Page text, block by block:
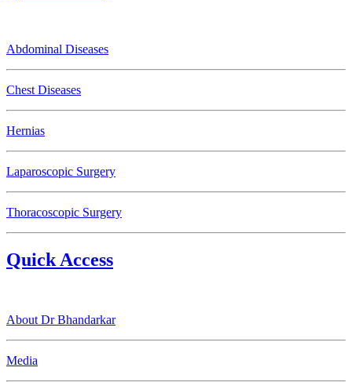
Abdominal Diseases
Chest Diseases
Hernias
Laparoscopic Surgery
Thoracoscopic Surgery
Quick Access
About Dr Bhandarkar
Media